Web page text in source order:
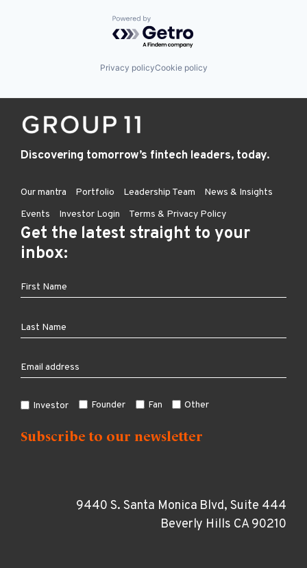
Powered by Getro.com
Privacy policyCookie policy
Discovering tomorrow’s fintech leaders, today.
Our mantra Portfolio Leadership Team
News & Insights
Events
Investor Login Terms & Privacy Policy
Get the latest straight to your
inbox:
Investor Founder Fan Other
9440 S. Santa Monica Blvd, Suite 444
Beverly Hills CA 90210